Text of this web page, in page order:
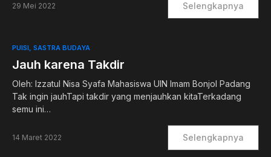
29 Mei 2022 Selengkapnya
PUISI SASTRA BUDAYA
Jauh karena Takdir
Oleh: Izzatul Nisa Syafa Mahasiswa UIN Imam Bonjol Padang
Tak ingin jauhTapi takdir yang menjauhkan kitaTerkadang
semu ini…
14 Maret 2022 Selengkapnya